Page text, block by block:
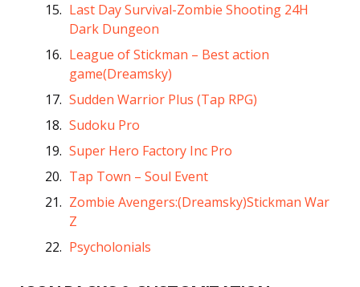
Last Day Survival-Zombie Shooting 24H
Dark Dungeon
League of Stickman – Best action
game(Dreamsky)
Sudden Warrior Plus (Tap RPG)
Sudoku Pro
Super Hero Factory Inc Pro
Tap Town – Soul Event
Zombie Avengers:(Dreamsky)Stickman War
Z
Psycholonials